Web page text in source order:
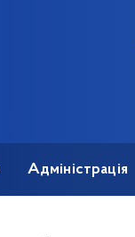
Адміністрація